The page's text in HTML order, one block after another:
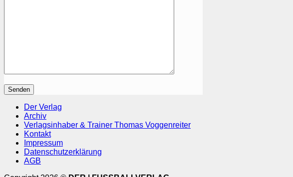
Der Verlag
Archiv
Verlagsinhaber & Trainer Thomas Voggenreiter
Kontakt
Impressum
Datenschutzerklärung
AGB